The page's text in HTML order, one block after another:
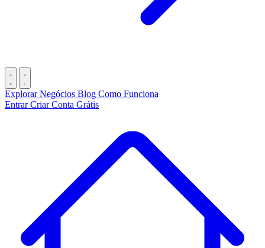
Explorar Negócios Blog Como Funciona
EntrarCriar Conta Grátis